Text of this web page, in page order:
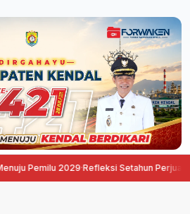
2029·Refleksi Setahun Perjuangan, Pati